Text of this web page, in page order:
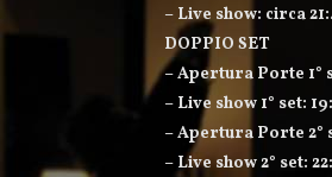
– Live show: circa
DOPPIO SET
– Apertura Porte 1°
– Live show 1° set:
– Apertura Porte 2°
– Live show 2° set: